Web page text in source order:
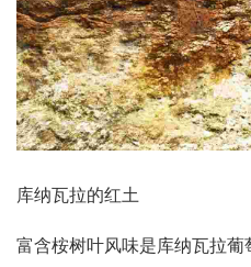
库纳瓦拉的红土
富含桉树叶风味是库纳瓦拉